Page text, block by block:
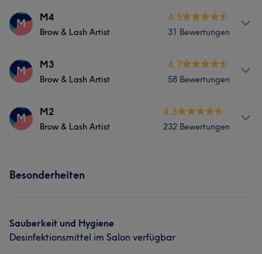
M M4
Brow & Lash Artist
4.5
31 Bewertungen
Services
M M3
Brow & Lash Artist
4.7
58 Bewertungen
Services
M M2
Brow & Lash Artist
4.6
232 Bewertungen
Was unsere Kunden über M2 sagen
Erfahren
Besonderheiten
Sauberkeit und Hygiene
Desinfektionsmittel im Salon verfügbar